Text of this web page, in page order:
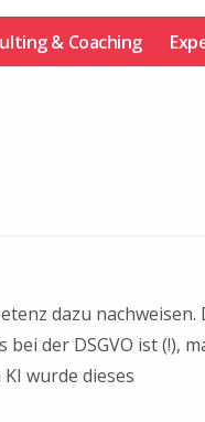
& Coaching
dazu
der DSGVO ist (!),
wurde dieses